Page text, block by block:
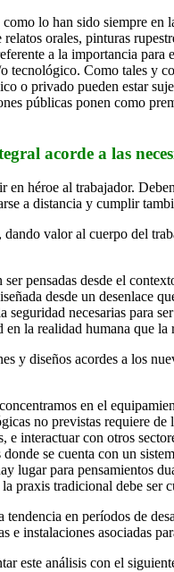
lo han sido siempre
orales, pinturas
a la importancia para
tecnológico. Como tales y
o privado pueden estar
públicas ponen como
acorde a las
en héroe al trabajador.
a distancia y cumplir
valor al cuerpo del
ser pensadas desde el
desde un desenlace
seguridad necesarias para
en la realidad humana que la
y diseños acordes a los
en el
no previstas requiere
e interactuar con otros
se cuenta con un
lugar para pensamientos
praxis tradicional debe ser
tendencia en períodos de
e instalaciones asociadas
este análisis con el